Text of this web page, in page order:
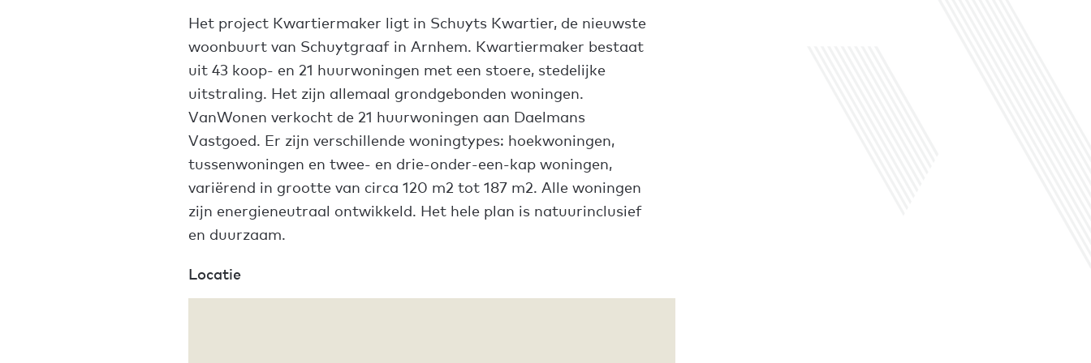
Het project Kwartiermaker ligt in Schuyts Kwartier, de nieuwste
woonbuurt van Schuytgraaf in Arnhem. Kwartiermaker bestaat
uit 43 koop- en 21 huurwoningen met een stoere, stedelijke
uitstraling. Het zijn allemaal grondgebonden woningen.
VanWonen verkocht de 21 huurwoningen aan Daelmans
Vastgoed. Er zijn verschillende woningtypes: hoekwoningen,
tussenwoningen en twee- en drie-onder-een-kap woningen,
variërend in grootte van circa 120 m2 tot 187 m2. Alle woningen
zijn energieneutraal ontwikkeld. Het hele plan is natuurinclusief
en duurzaam.
Locatie